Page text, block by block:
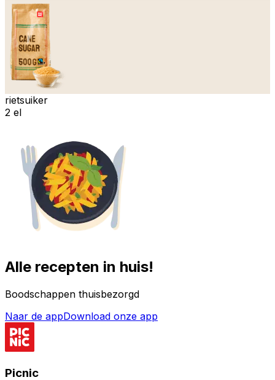
rietsuiker
2 el
Alle recepten in huis!
Boodschappen thuisbezorgd
Naar de appDownload onze app
Picnic